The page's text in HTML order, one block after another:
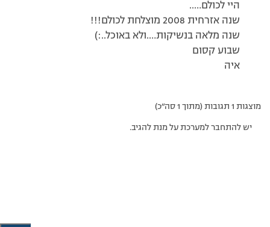
היי לכולם…..
שנה אזרחית 2008 מוצלחת לכולם!!!
שנה מלאה בנשיקות….ולא באוכל..:)
שבוע קסום
איה
מוצגות 1 תגובות (מתוך 1 סה״כ)
יש להתחבר למערכת על מנת להגיב.